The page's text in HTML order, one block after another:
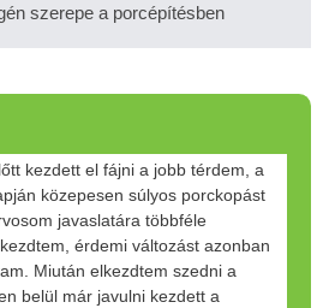
szerepe a porcépítésben
kezdett el fájni a jobb térdem, a
közepesen súlyos porckopást
javaslatára többféle
érdemi változást azonban
Miután elkezdtem szedni a
belül már javulni kezdett a